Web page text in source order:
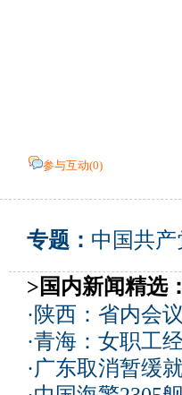
参与互动(0)
专题： 中国共
>国内新闻精选：
· 陕西：省内会
·青海：女职工
·广东取消暂缓